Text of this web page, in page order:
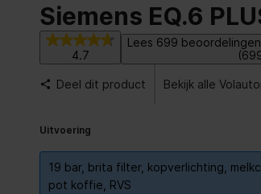
Siemens EQ.6
4.7
Lees 699
Deel dit product Bekijk alle
Uitvoering
19 bar, brita filter, kopverlichting,
pot koffie, RVS